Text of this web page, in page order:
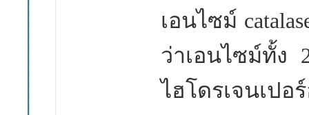
เอนไซม์
ว่าเอนไซม์ทั้ง
ไฮโดรเจนเปอ